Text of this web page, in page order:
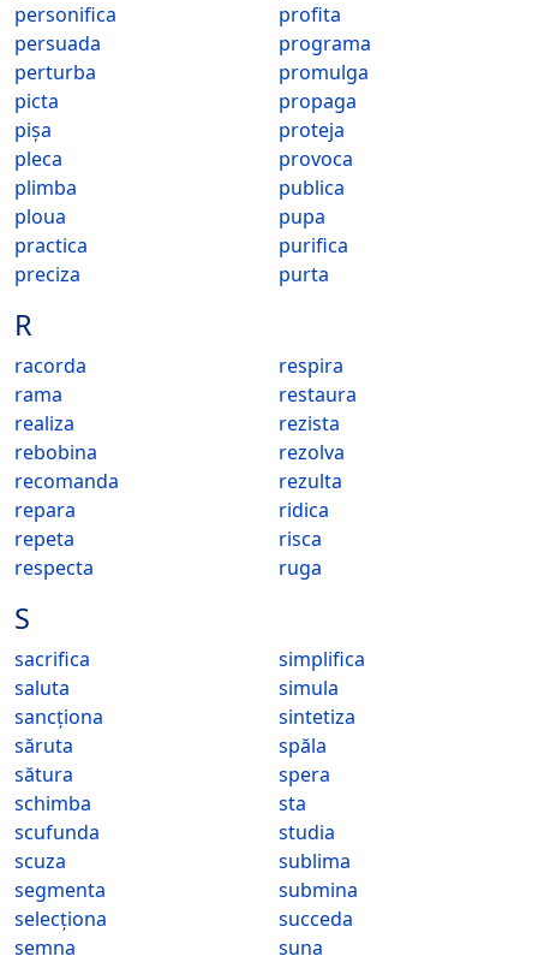
personifica
persuada
perturba
picta
pișa
pleca
plimba
ploua
practica
preciza
profita
programa
promulga
propaga
proteja
provoca
publica
pupa
purifica
purta
R
racorda
rama
realiza
rebobina
recomanda
repara
repeta
respecta
respira
restaura
rezista
rezolva
rezulta
ridica
risca
ruga
S
sacrifica
saluta
sancționa
săruta
sătura
schimba
scufunda
scuza
segmenta
selecționa
semna
simplifica
simula
sintetiza
spăla
spera
sta
studia
sublima
submina
succeda
suna